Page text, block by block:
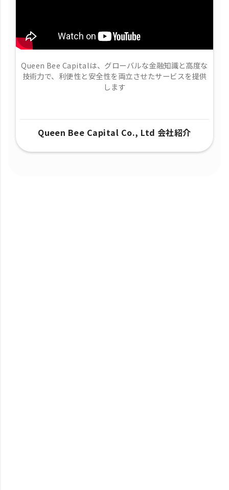
Queen Bee Capitalは、グローバルな金融知識と高度な
技術力で、​利便性と安全性を両立させたサービスを提供
します
Queen Bee Capital Co., Ltd 会社紹介